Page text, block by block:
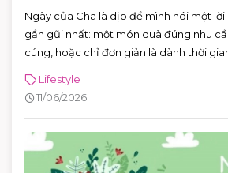
Ngày của Cha là dịp để mình nói một
gần gũi nhất: một món quà đúng nhu
cúng, hoặc chỉ đơn giản là dành thời
thứ ba của tháng 6) — rất tiện để cả nhà
sắm và ăn uống trong một buổi.
Lifestyle
11/06/2026